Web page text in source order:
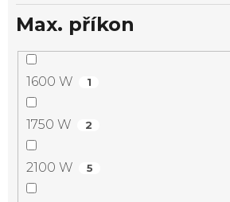
Max. příkon
1600 W 1
1750 W 2
2100 W 5